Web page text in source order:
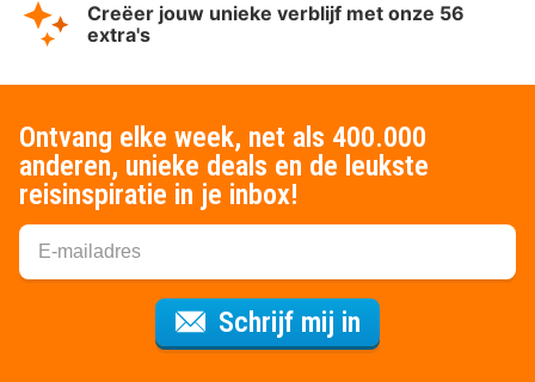
Creëer jouw unieke verblijf met onze 56
extra's
Ontvang elke week, net als 400.000
anderen, unieke deals en de leukste
reisinspiratie in je inbox!
Schrijf mij in